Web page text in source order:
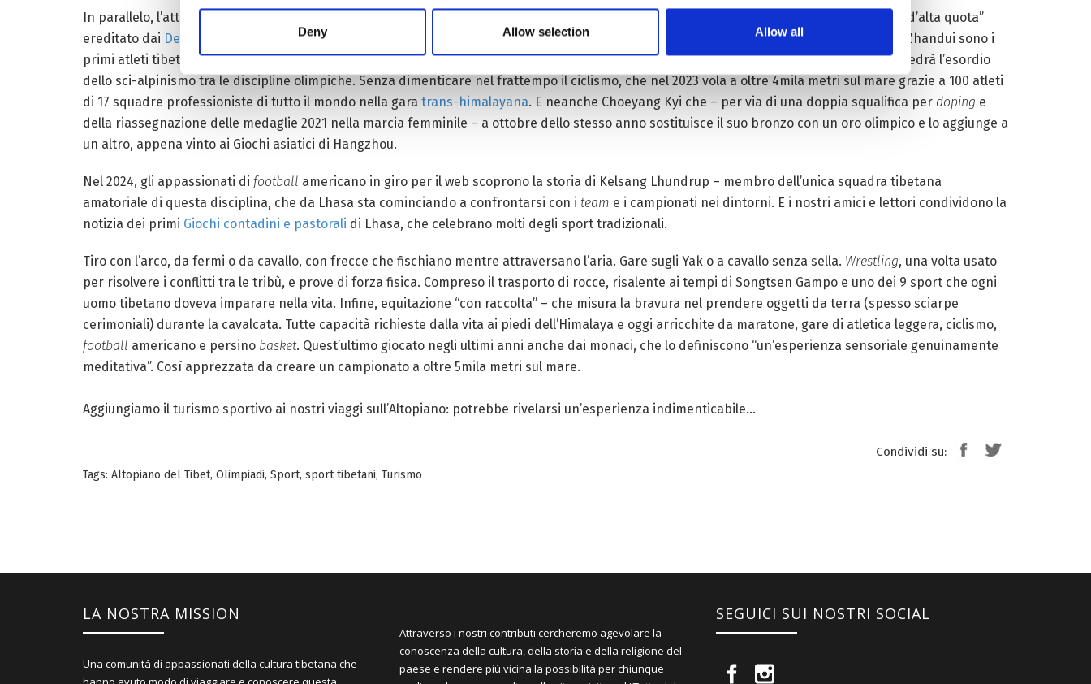
Deny Allow selection Allow all
In parallelo, l’attenzione va anche agli sport invernali – perché l’Altopiano è il luogo ideale nel quale allenarsi, soprattutto se si ha “il gene d’alta quota”
ereditato dai Denisoviani
e una innata resistenza al freddo. A gennaio 2022, lo snowboardista Yongqing Lamu e lo sciatore di fondo Ciren Zhandui sono i
primi atleti tibetani a qualificarsi per delle Olimpiadi invernali e, ora, gli atleti dell’Altopiano si preparano per l’edizione italiana 2026, che vedrà l’esordio
dello sci-alpinismo tra le discipline olimpiche. Senza dimenticare nel frattempo il ciclismo, che nel 2023 vola a oltre 4mila metri sul mare grazie a 100 atleti
di 17 squadre professioniste di tutto il mondo nella gara trans-himalayana. E neanche Choeyang Kyi che – per via di una doppia squalifica per doping e
della riassegnazione delle medaglie 2021 nella marcia femminile – a ottobre dello stesso anno sostituisce il suo bronzo con un oro olimpico e lo aggiunge a
un altro, appena vinto ai Giochi asiatici di Hangzhou.
Nel 2024, gli appassionati di football americano in giro per il web scoprono la storia di Kelsang Lhundrup – membro dell’unica squadra tibetana
amatoriale di questa disciplina, che da Lhasa sta cominciando a confrontarsi con i team e i campionati nei dintorni. E i nostri amici e lettori condividono la
notizia dei primi Giochi contadini e pastorali di Lhasa, che celebrano molti degli sport tradizionali.
Tiro con l’arco, da fermi o da cavallo, con frecce che fischiano mentre attraversano l’aria. Gare sugli Yak o a cavallo senza sella. Wrestling, una volta usato
per risolvere i conflitti tra le tribù, e prove di forza fisica. Compreso il trasporto di rocce, risalente ai tempi di Songtsen Gampo e uno dei 9 sport che ogni
uomo tibetano doveva imparare nella vita. Infine, equitazione “con raccolta” – che misura la bravura nel prendere oggetti da terra (spesso sciarpe
cerimoniali) durante la cavalcata. Tutte capacità richieste dalla vita ai piedi dell’Himalaya e oggi arricchite da maratone, gare di atletica leggera, ciclismo,
football americano e persino basket. Quest’ultimo giocato negli ultimi anni anche dai monaci, che lo definiscono “un’esperienza sensoriale genuinamente
meditativa”. Così apprezzata da creare un campionato a oltre 5mila metri sul mare.
Aggiungiamo il turismo sportivo ai nostri viaggi sull’Altopiano: potrebbe rivelarsi un’esperienza indimenticabile…
Condividi su:
Tags: Altopiano del Tibet, Olimpiadi, Sport, sport tibetani, Turismo
LA NOSTRA MISSION
Una comunità di appassionati della cultura tibetana che
Attraverso i nostri contributi cercheremo agevolare la
conoscenza della cultura, della storia e della religione del
paese e rendere più vicina la possibilità per chiunque
SEGUICI SUI NOSTRI SOCIAL